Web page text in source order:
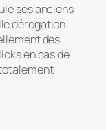
ses anciens
dérogation
des
en cas de